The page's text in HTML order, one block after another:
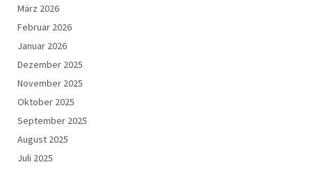
März 2026
Februar 2026
Januar 2026
Dezember 2025
November 2025
Oktober 2025
September 2025
August 2025
Juli 2025